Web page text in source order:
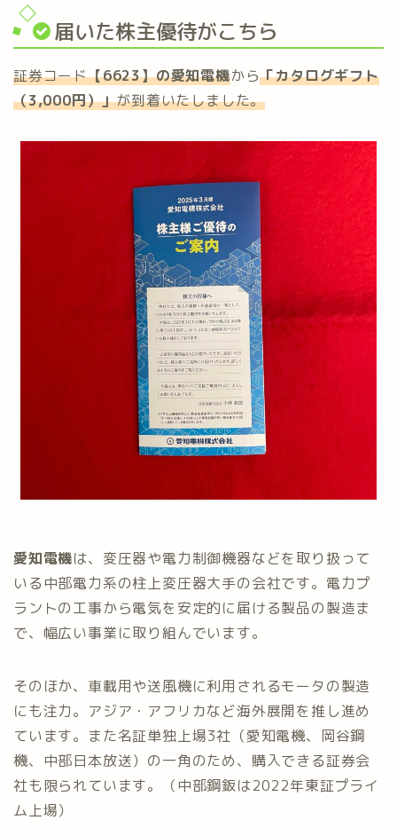
届いた株主優待がこちら
証券コード【6623】の愛知電機から「カタログギフト
（3,000円）」が到着いたしました。
愛知電機は、変圧器や電力制御機器などを取り扱って
いる中部電力系の柱上変圧器大手の会社です。電力プ
ラントの工事から電気を安定的に届ける製品の製造ま
で、幅広い事業に取り組んでいます。
そのほか、車載用や送風機に利用されるモータの製造
にも注力。アジア・アフリカなど海外展開を推し進め
ています。また名証単独上場3社（愛知電機、岡谷鋼
機、中部日本放送）の一角のため、購入できる証券会
社も限られています。（中部鋼鈑は2022年東証プライ
ム上場）